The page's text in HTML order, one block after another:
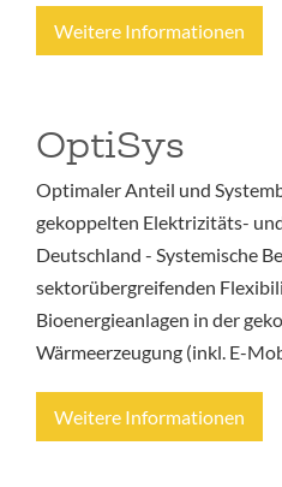
Weitere Informationen
OptiSys
Optimaler Anteil und
gekoppelten Elektrizitäts-
Deutschland - Systemische
sektorübergreifenden
Bioenergieanlagen in der
Wärmeerzeugung (inkl. E-
Weitere Informationen